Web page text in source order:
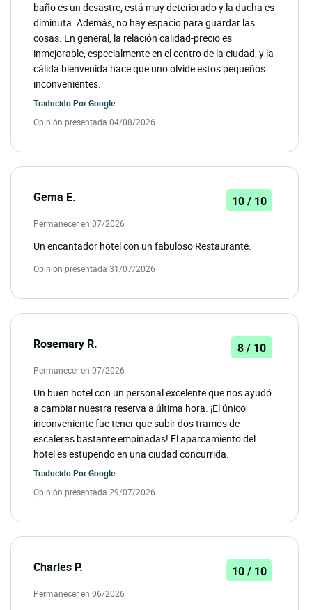
baño es un desastre; está muy deteriorado y la ducha es
diminuta. Además, no hay espacio para guardar las
cosas. En general, la relación calidad-precio es
inmejorable, especialmente en el centro de la ciudad, y la
cálida bienvenida hace que uno olvide estos pequeños
inconvenientes.
Traducido PorGoogle
Opinión presentada 04/08/2026
Gema E. 10 / 10
Permanecer en 07/2026
Un encantador hotel con un fabuloso Restaurante.
Opinión presentada 31/07/2026
Rosemary R. 8 / 10
Permanecer en 07/2026
Un buen hotel con un personal excelente que nos ayudó
a cambiar nuestra reserva a última hora. ¡El único
inconveniente fue tener que subir dos tramos de
escaleras bastante empinadas! El aparcamiento del
hotel es estupendo en una ciudad concurrida.
Traducido PorGoogle
Opinión presentada 29/07/2026
Charles P. 10 / 10
Permanecer en 06/2026